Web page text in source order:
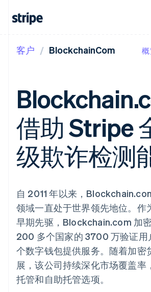
支付
在线支付
Managed
Payments
备案商家解决
方案
Payment links
无代码支付
Checkout
Elements
灵活的 UI 组件
支付方式
Access to
125+
Terminal
线下支付
Authorization
Boost
支付成功率优
化
营收
经常性收入
Metronome
按用量计费
Subscriptions
订阅管理
Invoicing
一次性或定期
账单
税自动化
Revenue
Recognition
会计自动化
Stripe Sigma
自定义报告
Data Pipeline
数据同步
按企业阶段
按应用场景
智能体商务
加密货币
电子商务
嵌入式金融
全球化企业
应用内支付
交易市场
资金管理
平台
SaaS
按行业
文档
库与 SDK
Stripe Apps
接受线上付款
实施预建结账流程
管理订阅
提供按用量计费
发行稳定币支持的支付
使用代理预配和管理服
资源
应用程序集成
学习
指南
支持
获取支持
管理支持方案
专业服务
公司
产品路线图
Sessions 年度大会
招聘
新闻编辑室
Stripe Press
客户 BlockchainCom
借助 Stripe
级欺诈检测
自 2011 年以来，
领域一直处于世界领先地位。作
早期先驱，Blockchain.com 加
200 多个国家的 3700 万验证
个数字钱包提供服务。随着加密
展，该公司持续深化市场覆盖率
托管和自助托管选项。